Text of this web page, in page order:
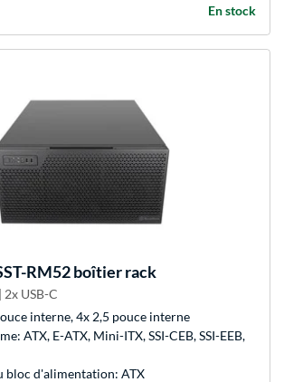
En stock
RM52 boîtier rack
USB-C
interne, 4x 2,5 pouce interne
ATX, E-ATX, Mini-ITX, SSI-CEB, SSI-EEB,
bloc d'alimentation: ATX